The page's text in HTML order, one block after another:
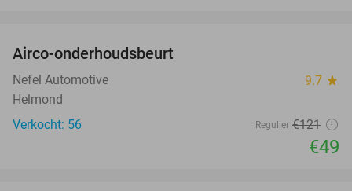
Airco-onderhoudsbeurt
Nefel Automotive 9.7 star
Helmond
Verkocht: 56
Regulier €121
€49